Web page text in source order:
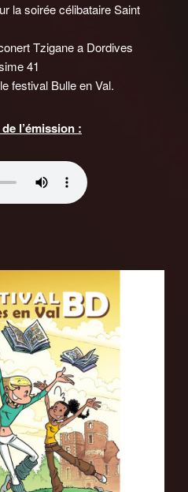
la soirée célibataire Saint
Tzigane a Dordives
41
festival Bulle en Val.
l’émission :